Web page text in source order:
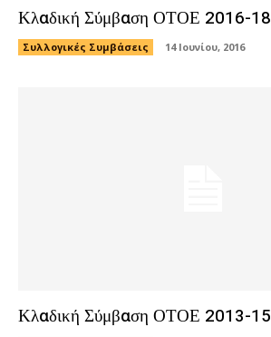
Κλαδική Σύμβαση ΟΤΟΕ 2016-18
Συλλογικές Συμβάσεις 14 Ιουνίου, 2016
Κλαδική Σύμβαση ΟΤΟΕ 2013-15